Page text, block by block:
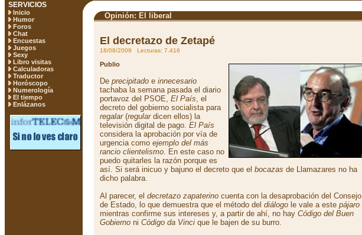
SERVICIOS
Inicio
Humor
Foros
Chat
Encuestas
Juegos
Sexy
Libro visitas
Calculadoras
Traductor
Horóscopo
Numerología
El tiempo
Enlázanos
Opinión: El liberal
El decretazo de Zetapé
18/08/2009 Lecturas: 7.416
Publio
De precipitado e innecesario
tachaba la semana pasada el diario
portavoz del PSOE, El País, el
decreto del gobierno socialista para
regalar(regulardicen ellos) la
televisión digital de pago. El País
considera la aprobación por vía de
urgencia como ejemplo del más
rancio clientelismo. En este caso no
puedo quitarles la razón porque es
así. Si será inicuo y bajuno el decreto que el bocazas de Llamazares no ha
dicho palabra.
Al parecer, el decretazo zapaterino cuenta con la desaprobación del Consejo
de Estado, lo que demuestra que el método del diálogo le vale a este pájaro
mientras confirme sus intereses y, a partir de ahí, no hay Código del Buen
Gobierno ni Código da Vinci que le bajen de su burro.